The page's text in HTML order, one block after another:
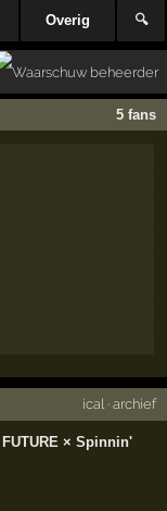
Overig 🔍
5 fans
ical· archief
FUTURE × Spinnin'